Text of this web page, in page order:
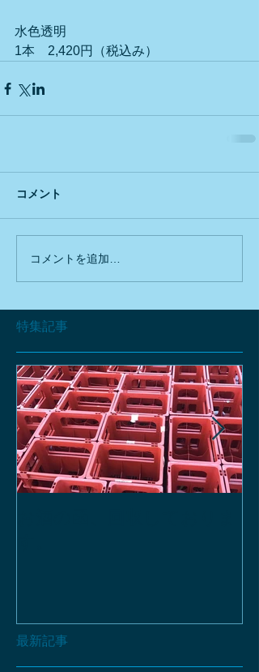
最新記事
特集記事
水色透明
1本　2,420円（税込み）
コメント
コメントを追加…